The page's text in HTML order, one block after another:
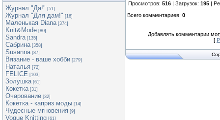
Журнал "Да!" [51]
Журнал "Для дам!" [16]
Маленькая Diana [374]
Knit&Mode [80]
Sandra [135]
Сабрина [358]
Susanna [87]
Вязание - ваше хобби [279]
Наталья [72]
FELICE [103]
Золушка [61]
Кокетка [31]
Очарование [32]
Кокетка - каприз моды [14]
Чудесные мгновения [9]
Vogue Knitting [61]
Просмотров: 516 | Загрузок: 195 |
Всего комментариев: 0
Добавлять комментарии
[